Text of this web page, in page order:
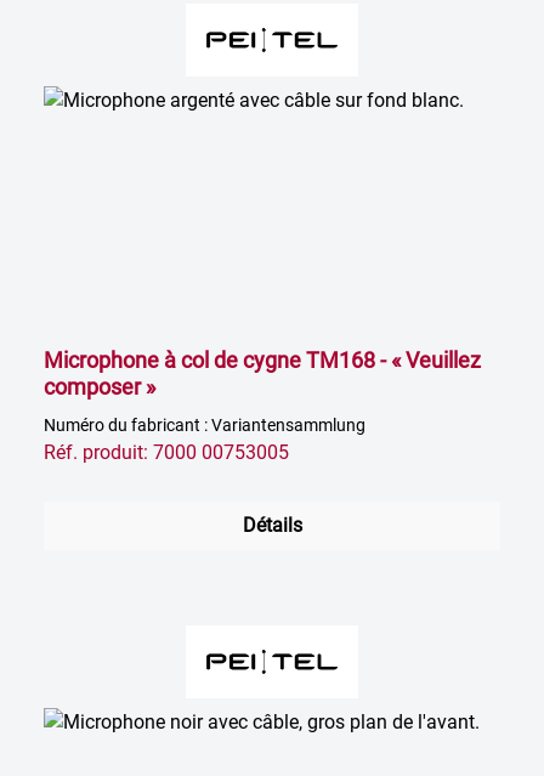
Microphone à col de cygne TM168 - « Veuillez
composer »
Numéro du fabricant : Variantensammlung
Réf. produit: 7000 00753005
Détails